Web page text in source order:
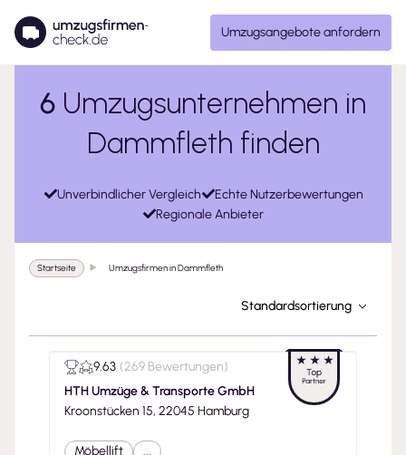
Umzugsangebote anfordern
6 Umzugsunternehmen in
Dammfleth finden
Unverbindlicher Vergleich
Echte Nutzerbewertungen
Regionale Anbieter
Startseite Umzugsfirmen in Dammfleth
Standardsortierung
9.63 (269 Bewertungen)
HTH Umzüge & Transporte GmbH
Kroonstücken 15, 22045 Hamburg
Möbellift ...